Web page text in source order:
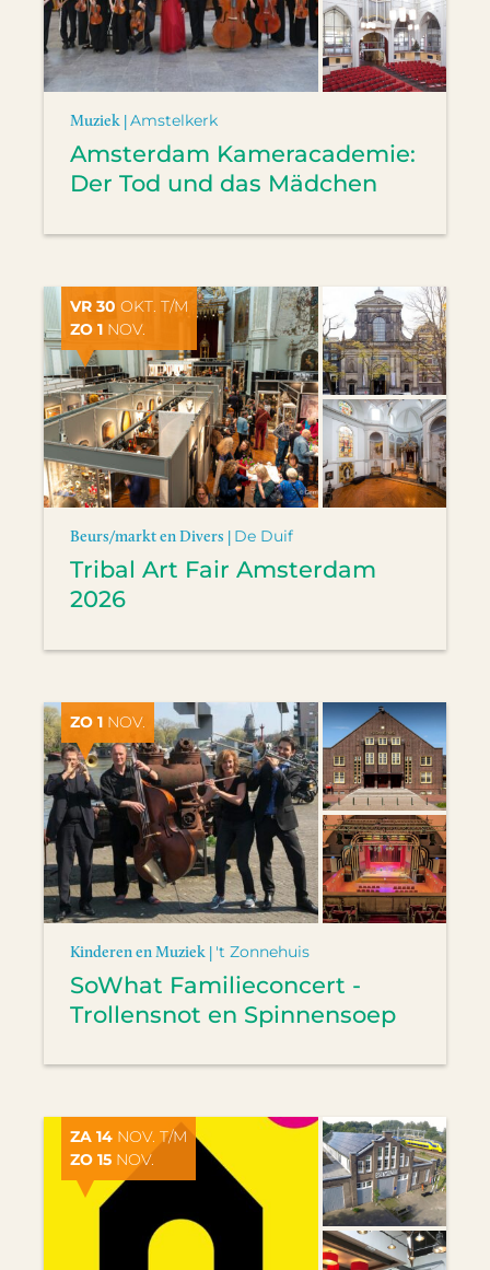
Muziek |Amstelkerk
Amsterdam Kameracademie:
Der Tod und das Mädchen
VR 30 OKT. T/M
ZO 1 NOV.
Beurs/markt en Divers | De Duif
Tribal Art Fair Amsterdam
2026
ZO 1 NOV.
Kinderen en Muziek | 't Zonnehuis
SoWhat Familieconcert -
Trollensnot en Spinnensoep
ZA 14 NOV. T/M
ZO 15 NOV.